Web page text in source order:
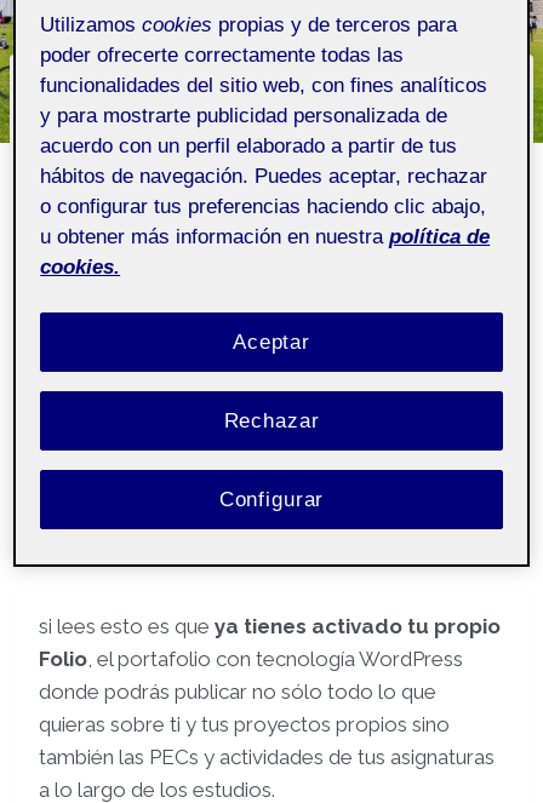
CONTENIDO AUTO GENERADO
¡Te damos la bienvenida
a tu Folio propio!
PorFolio
Pública
(Esta publicación se ha generado
si lees esto es que ya tienes activado tu propio
Folio , el portafolio con tecnología WordPress
donde podrás publicar no sólo todo lo que
quieras sobre ti y tus proyectos propios sino
también las PECs y actividades de tus asignaturas
a lo largo de los estudios.
Utilizamoscookies propias y de terceros para
poder ofrecerte correctamente todas las
funcionalidades del sitio web, con fines analíticos
y para mostrarte publicidad personalizada de
acuerdo con un perfil elaborado a partir de tus
hábitos de navegación. Puedes aceptar, rechazar
o configurar tus preferencias haciendo clic abajo,
u obtener más información en nuestra política de
cookies.
Rechazar
Aceptar
Configurar